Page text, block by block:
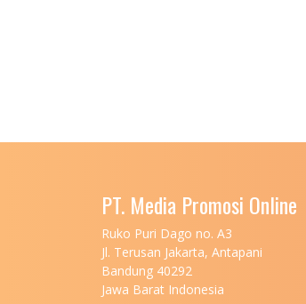
PT. Media Promosi Online
Ruko Puri Dago no. A3
Jl. Terusan Jakarta, Antapani
Bandung 40292
Jawa Barat Indonesia